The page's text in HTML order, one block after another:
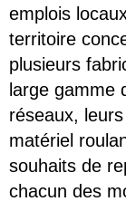
emplois
territoire
plusieurs
large gamme
réseaux,
matériel
souhaits de
chacun des